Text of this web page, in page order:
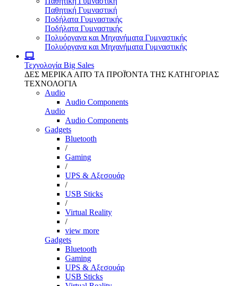
Παθητική Γυμναστική
Ποδήλατα Γυμναστικής
Ποδήλατα Γυμναστικής
Πολυόργανα και Μηχανήματα Γυμναστικής
Πολυόργανα και Μηχανήματα Γυμναστικής
Τεχνολογία Big Sales
ΔΕΣ ΜΕΡΙΚΑ ΑΠΌ ΤΑ ΠΡΟΪΌΝΤΑ ΤΗΣ ΚΑΤΗΓΟΡΙΑΣ
ΤΕΧΝΟΛΟΓΙΑ
Audio
Audio Components
Audio
Audio Components
Gadgets
Bluetooth
/
Gaming
/
UPS & Αξεσουάρ
/
USB Sticks
/
Virtual Reality
/
view more
Gadgets
Bluetooth
Gaming
UPS & Αξεσουάρ
USB Sticks